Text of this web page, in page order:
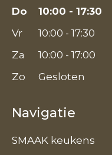
Do
10:00 - 17:30
Vr
10:00 - 17:30
Za
10:00 - 17:00
Zo
Gesloten
Navigatie
SMAAK keukens